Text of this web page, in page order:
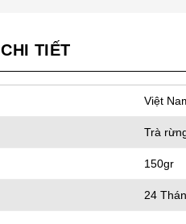
CHI TIẾT
Việt
Trà
150gr
24